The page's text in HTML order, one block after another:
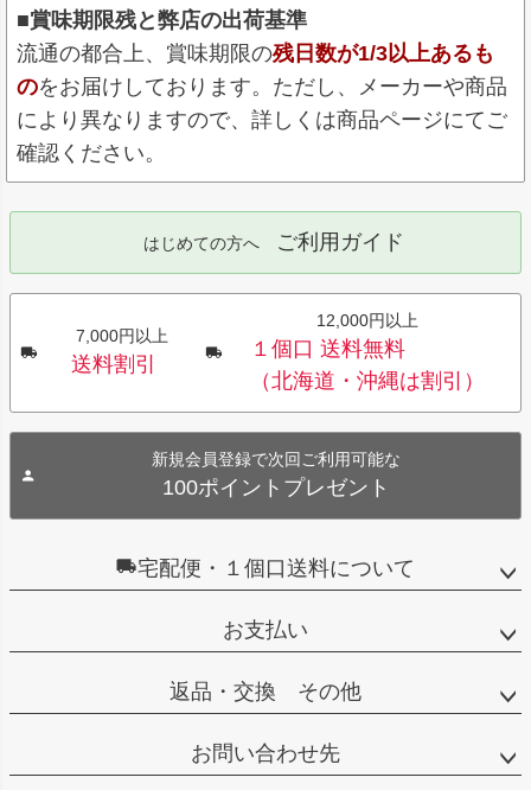
■賞味期限残と弊店の出荷基準
流通の都合上、賞味期限の残日数が1/3以上あるも
のをお届けしております。ただし、メーカーや商品
により異なりますので、詳しくは商品ページにてご
確認ください。
はじめての方へ ご利用ガイド
7,000円以上
送料割引
12,000円以上
１個口 送料無料
（北海道・沖縄は割引）
新規会員登録で次回ご利用可能な
100ポイントプレゼント
宅配便・１個口送料について
お支払い
返品・交換 その他
お問い合わせ先